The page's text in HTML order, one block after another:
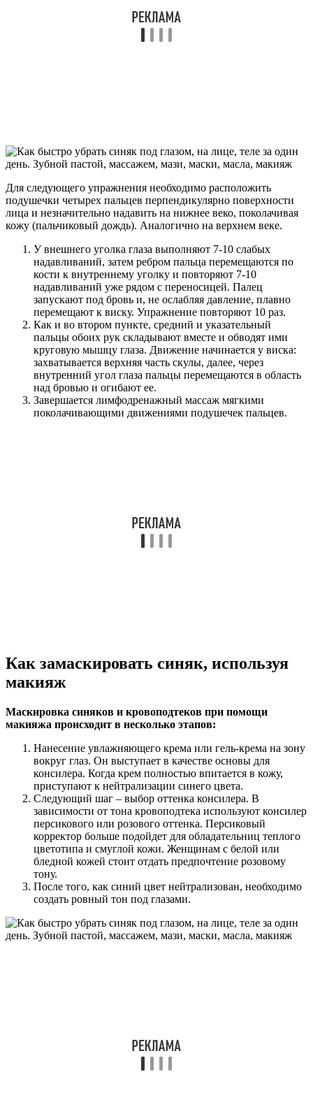
Для следующего упражнения необходимо расположить
подушечки четырех пальцев перпендикулярно поверхности
лица и незначительно надавить на нижнее веко, поколачивая
кожу (пальчиковый дождь). Аналогично на верхнем веке.
У внешнего уголка глаза выполняют 7-10 слабых
надавливаний, затем ребром пальца перемещаются по
кости к внутреннему уголку и повторяют 7-10
надавливаний уже рядом с переносицей. Палец
запускают под бровь и, не ослабляя давление, плавно
перемещают к виску. Упражнение повторяют 10 раз.
Как и во втором пункте, средний и указательный
пальцы обоих рук складывают вместе и обводят ими
круговую мышцу глаза. Движение начинается у виска:
захватывается верхняя часть скулы, далее, через
внутренний угол глаза пальцы перемещаются в область
над бровью и огибают ее.
Завершается лимфодренажный массаж мягкими
поколачивающими движениями подушечек пальцев.
Как замаскировать синяк, используя
макияж
Маскировка синяков и кровоподтеков при помощи
макияжа происходит в несколько этапов:
Нанесение увлажняющего крема или гель-крема на зону
вокруг глаз. Он выступает в качестве основы для
консилера. Когда крем полностью впитается в кожу,
приступают к нейтрализации синего цвета.
Следующий шаг – выбор оттенка консилера. В
зависимости от тона кровоподтека используют консилер
персикового или розового оттенка. Персиковый
корректор больше подойдет для обладательниц теплого
цветотипа и смуглой кожи. Женщинам с белой или
бледной кожей стоит отдать предпочтение розовому
тону.
После того, как синий цвет нейтрализован, необходимо
создать ровный тон под глазами.